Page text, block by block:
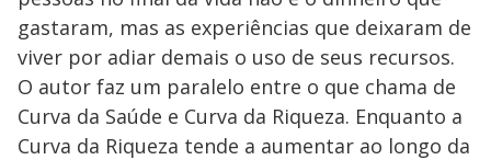
gastaram, mas as experiências que deixaram de
viver por adiar demais o uso de seus recursos.
O autor faz um paralelo entre o que chama de
Curva da Saúde e Curva da Riqueza. Enquanto a
Curva da Riqueza tende a aumentar ao longo da